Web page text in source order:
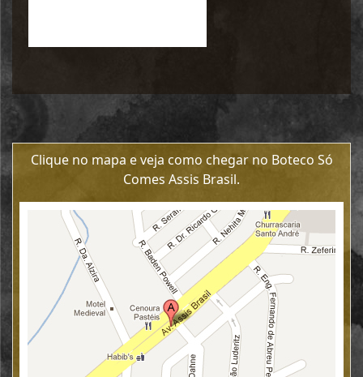
Clique no mapa e veja como chegar no Boteco Só
Comes Assis Brasil.